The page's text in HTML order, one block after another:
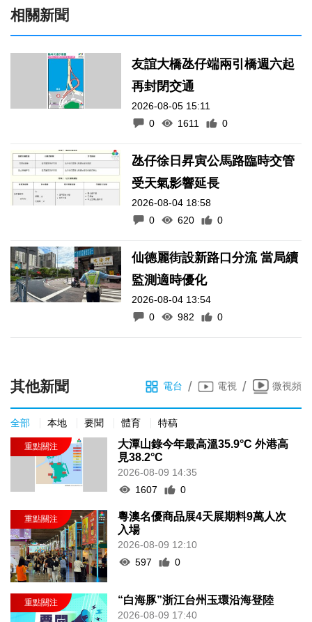
相關新聞
友誼大橋氹仔端兩引橋週六起
再封閉交通
2026-08-05 15:11
0
1611 0
氹仔徐日昇寅公馬路臨時交管
受天氣影響延長
2026-08-04 18:58
0
620 0
仙德麗街設新路口分流 當局續
監測適時優化
2026-08-04 13:54
0
982 0
其他新聞 電台 / 電視 / 微視頻
全部 本地 要聞 體育 特稿
大潭山錄今年最高溫35.9°C 外港高
見38.2°C
2026-08-09 14:35
1607
0
粵澳名優商品展4天展期料9萬人次
入場
2026-08-09 12:10
597
0
“白海豚”浙江台州玉環沿海登陸
2026-08-09 17:40